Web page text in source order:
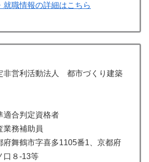
就職情報の詳細はこちら
非営利活動法人 都市づくり建築
適合判定資格者
業務補助員
府舞鶴市字喜多1105番1、京都府
口８-13等